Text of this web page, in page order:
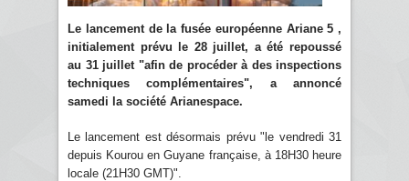
Le lancement de la fusée européenne Ariane 5 ,
initialement prévu le 28 juillet, a été repoussé
au 31 juillet "afin de procéder à des inspections
techniques complémentaires", a annoncé
samedi la société Arianespace.
Le lancement est désormais prévu "le vendredi 31
depuis Kourou en Guyane française, à 18H30 heure
locale (21H30 GMT)".